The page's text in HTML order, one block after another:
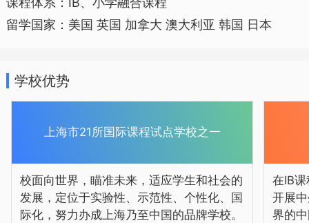
留学国家：美国 英国 加拿大 澳大利亚 韩国 日本
学校优势
上海市21所国际课程试点学校之一
校面向世界，瞄准未来，适应学生和社会的
发展，定位于实验性、示范性、个性化、国
际化，努力办成上海乃至中国的品牌学校。
在IB
开展
界的